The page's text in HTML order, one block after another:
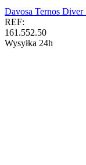
Davosa Ternos Diver
REF:
161.552.50
Wysyłka 24h